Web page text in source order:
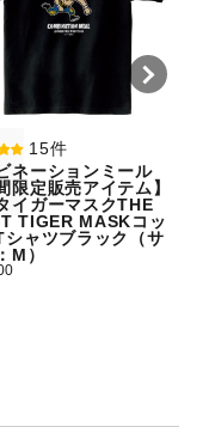
15件
ネーションミール
限定販売アイテム】
イガーマスクTHE
TIGER MASKコッ
シャツブラック（サ
M）